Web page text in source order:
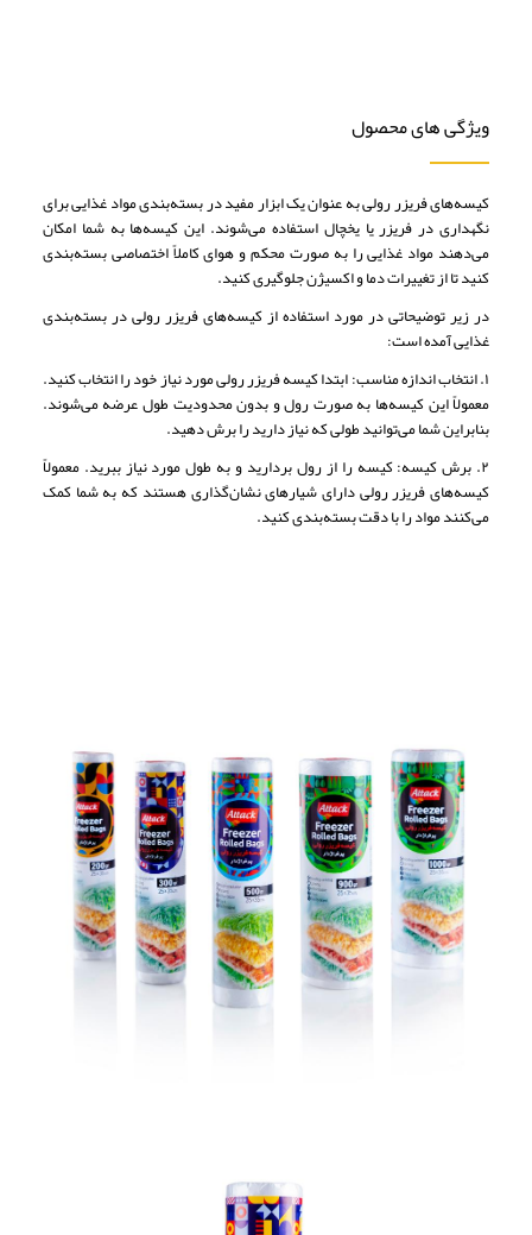
ویژگی های محصول
کیسه‌های فریزر رولی به عنوان یک ابزار مفید در بسته‌بندی مواد غذایی برای
نگهداری در فریزر یا یخچال استفاده می‌شوند. این کیسه‌ها به شما امکان
می‌دهند مواد غذایی را به صورت محکم و هوای کاملاً اختصاصی بسته‌بندی
کنید تا از تغییرات دما و اکسیژن جلوگیری کنید.
در زیر توضیحاتی در مورد استفاده از کیسه‌های فریزر رولی در بسته‌بندی
غذایی آمده است:
۱. انتخاب اندازه مناسب: ابتدا کیسه فریزر رولی مورد نیاز خود را انتخاب کنید.
معمولاً این کیسه‌ها به صورت رول و بدون محدودیت طول عرضه می‌شوند.
بنابراین شما می‌توانید طولی که نیاز دارید را برش دهید.
۲. برش کیسه: کیسه را از رول بردارید و به طول مورد نیاز ببرید. معمولاً
کیسه‌های فریزر رولی دارای شیارهای نشان‌گذاری هستند که به شما کمک
می‌کنند مواد را با دقت بسته‌بندی کنید.